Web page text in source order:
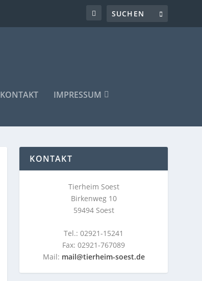
KONTAKT IMPRESSUM
KONTAKT
Tierheim Soest
Birkenweg 10
59494 Soest
Tel.: 02921-15241
Fax: 02921-767089
Mail: mail@tierheim-soest.de